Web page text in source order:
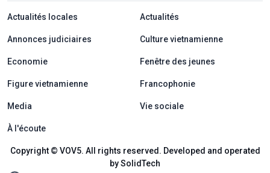
menu footer tiếng Pháp
Actualités locales Actualités
Annonces judiciaires Culture vietnamienne
Economie Fenêtre des jeunes
Figure vietnamienne Francophonie
Media Vie sociale
À l'écoute
Copyright © VOV5. All rights reserved. Developed and operated
by SolidTech